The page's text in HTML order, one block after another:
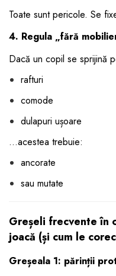
Toate sunt pericole. Se
4. Regula „fără
Dacă un copil se sprijină
rafturi
comode
dulapuri ușoare
…acestea trebuie:
ancorate
sau mutate
Greșeli frecvente în
joacă (și cum le
Greșeala 1: părinții